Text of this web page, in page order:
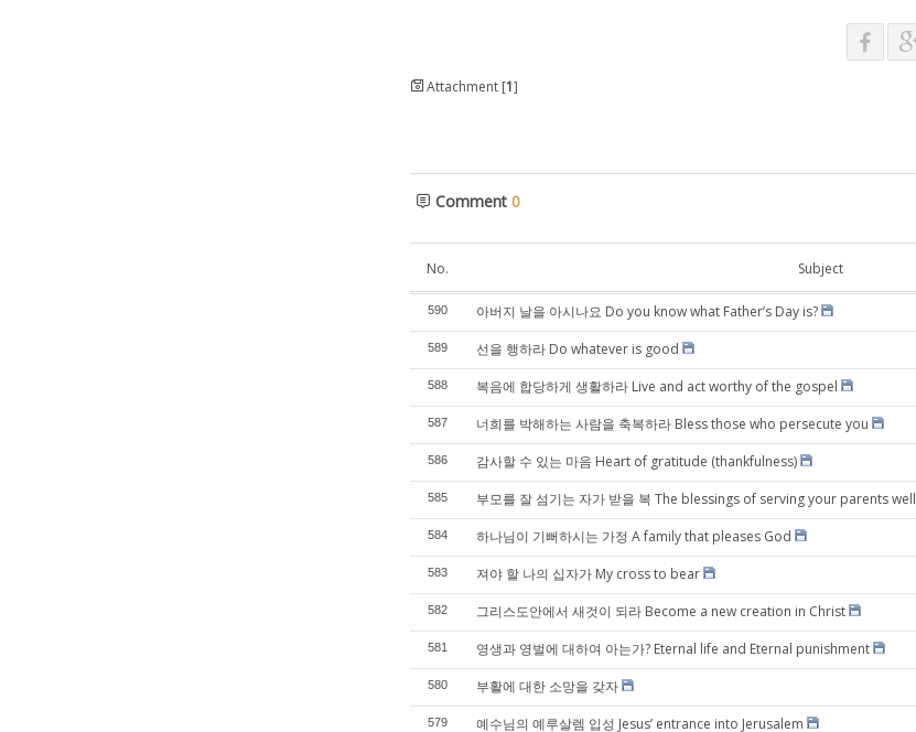
Attachment [1]
Comment 0
No. Subject
590 아버지 날을 아시나요 Do you know what Father’s Day is?
589 선을 행하라 Do whatever is good
588 복음에 합당하게 생활하라 Live and act worthy of the gospel
587 너희를 박해하는 사람을 축복하라 Bless those who persecute you
586 감사할 수 있는 마음 Heart of gratitude (thankfulness)
585 부모를 잘 섬기는 자가 받을 복 The blessings of serving your parents well
584 하나님이 기뻐하시는 가정 A family that pleases God
583 져야 할 나의 십자가 My cross to bear
582 그리스도안에서 새것이 되라 Become a new creation in Christ
581 영생과 영벌에 대하여 아는가? Eternal life and Eternal punishment
580 부활에 대한 소망을 갖자
579 예수님의 예루살렘 입성 Jesus’ entrance into Jerusalem